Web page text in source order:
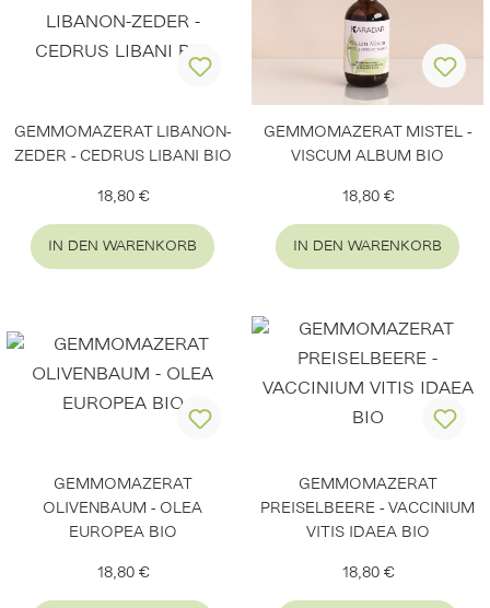
GEMMOMAZERAT LIBANON-
ZEDER - CEDRUS LIBANI BIO
Regulärer Preis:
18,80 €
IN DEN WARENKORB
GEMMOMAZERAT MISTEL -
VISCUM ALBUM BIO
Regulärer Preis:
18,80 €
IN DEN WARENKORB
GEMMOMAZERAT
OLIVENBAUM - OLEA
EUROPEA BIO
Regulärer Preis:
18,80 €
GEMMOMAZERAT
PREISELBEERE - VACCINIUM
VITIS IDAEA BIO
Regulärer Preis:
18,80 €